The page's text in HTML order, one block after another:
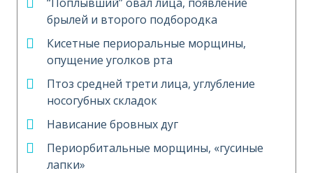
брылей и второго подбородка
Кисетные периоральные морщины,
опущение уголков рта
Птоз средней трети лица, углубление
носогубных складок
Нависание бровных дуг
Периорбитальные морщины, «гусиные
лапки»